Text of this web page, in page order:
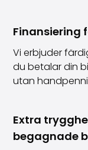
Finansiering
Vi erbjuder
du betalar din
utan
Extra
begagnade